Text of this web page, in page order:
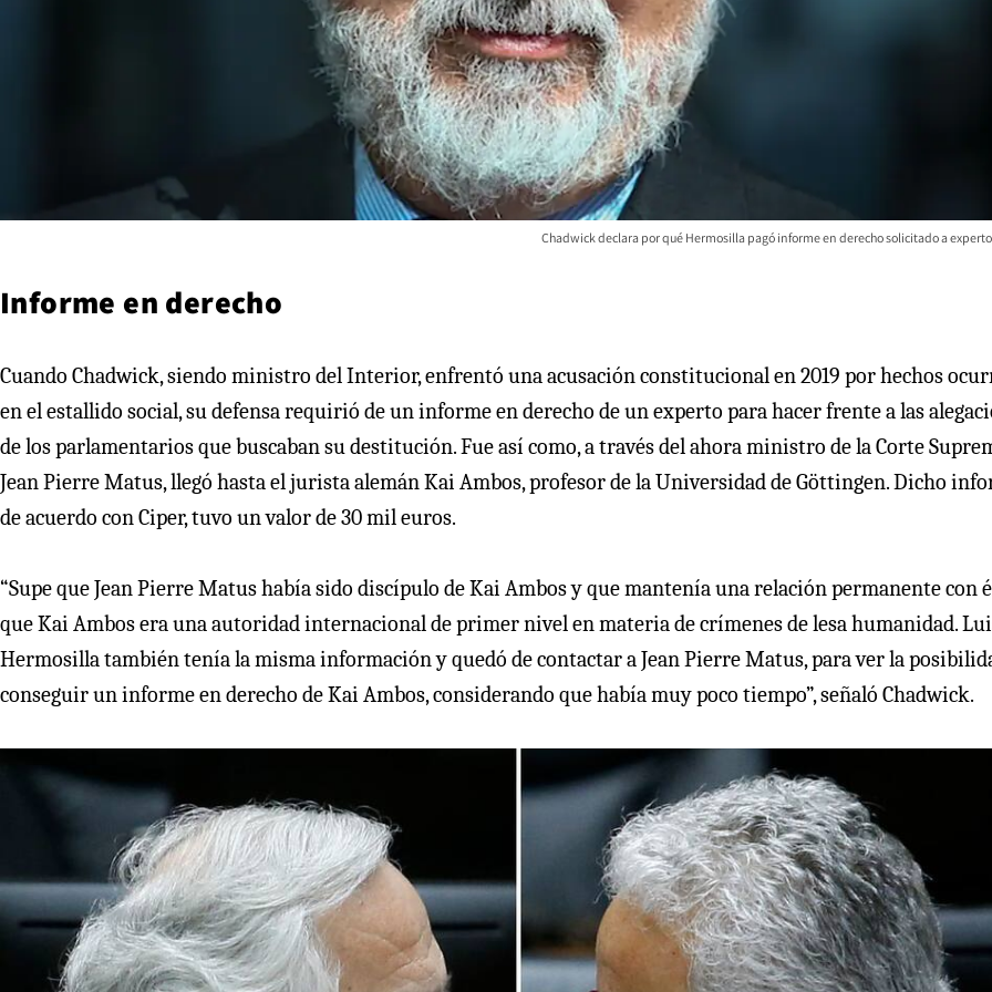
Chadwick declara por qué Hermosilla pagó informe en derecho solicitado a
Informe en derecho
Cuando Chadwick, siendo ministro del Interior, enfrentó una acusación constitucional en 2019 por hechos
en el estallido social, su defensa requirió de un informe en derecho de un experto para hacer frente a las
de los parlamentarios que buscaban su destitución. Fue así como, a través del ahora ministro de la Corte
Jean Pierre Matus, llegó hasta el jurista alemán Kai Ambos, profesor de la Universidad de Göttingen. Dicho
de acuerdo con Ciper, tuvo un valor de 30 mil euros.
“Supe que Jean Pierre Matus había sido discípulo de Kai Ambos y que mantenía una relación permanente con
que Kai Ambos era una autoridad internacional de primer nivel en materia de crímenes de lesa humanidad.
Hermosilla también tenía la misma información y quedó de contactar a Jean Pierre Matus, para ver la
conseguir un informe en derecho de Kai Ambos, considerando que había muy poco tiempo”, señaló Chadwick.